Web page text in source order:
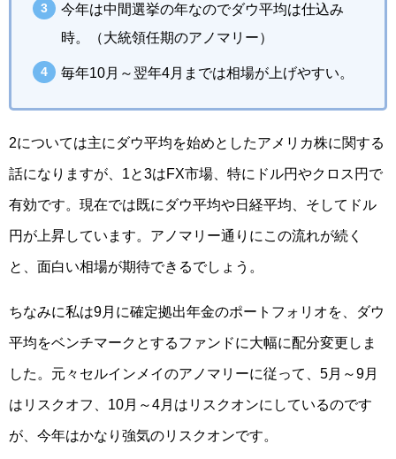
今年は中間選挙の年なのでダウ平均は仕込み
時。（大統領任期のアノマリー）
毎年10月～翌年4月までは相場が上げやすい。
2については主にダウ平均を始めとしたアメリカ株に関する
話になりますが、1と3はFX市場、特にドル円やクロス円で
有効です。現在では既にダウ平均や日経平均、そしてドル
円が上昇しています。アノマリー通りにこの流れが続く
と、面白い相場が期待できるでしょう。
ちなみに私は9月に確定拠出年金のポートフォリオを、ダウ
平均をベンチマークとするファンドに大幅に配分変更しま
した。元々セルインメイのアノマリーに従って、5月～9月
はリスクオフ、10月～4月はリスクオンにしているのです
が、今年はかなり強気のリスクオンです。